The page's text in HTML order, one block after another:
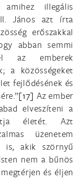
illegális
János azt írta
erőszakkal
abban semmi
az emberek
a közösségeket
fejlődésének és
[17] Az ember
elveszíteni a
életét. Azt
üzenetem
is, akik szörnyű
nem a bűnös
és éljen